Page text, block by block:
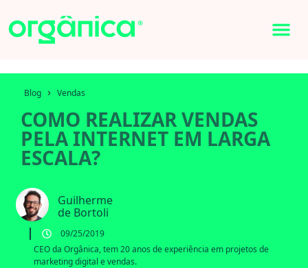
Blog › Vendas
COMO REALIZAR VENDAS
PELA INTERNET EM LARGA
ESCALA?
Guilherme
de Bortoli
09/25/2019
CEO da Orgânica, tem 20 anos de experiência em projetos de
marketing digital e vendas.